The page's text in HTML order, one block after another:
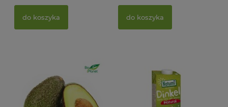
do koszyka do koszyka